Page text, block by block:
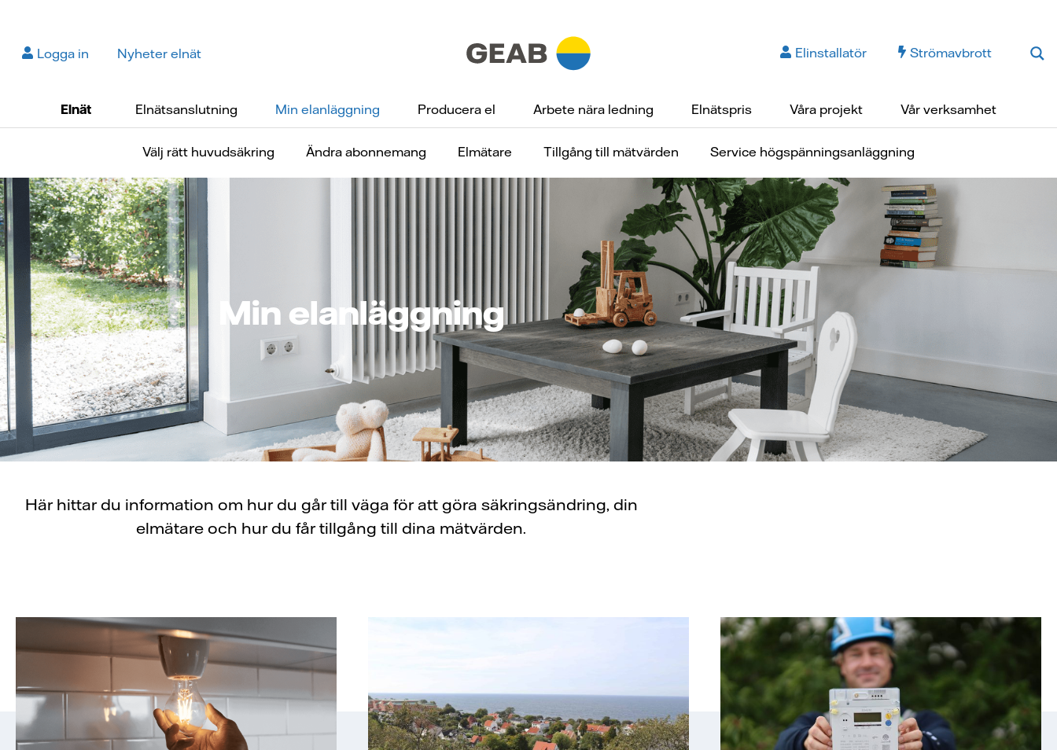
Logga in Nyheter elnät Elinstallatör Strömavbrott
Elnät Elnätsanslutning Min elanläggning Producera el Arbete nära ledning Elnätspris Våra projekt Vår verksamhet
Välj rätt huvudsäkring Ändra abonnemang Elmätare Tillgång till mätvärden Service högspänningsanläggning
Min elanläggning
Här hittar du information om hur du går till väga för att göra säkringsändring, din
elmätare och hur du får tillgång till dina mätvärden.